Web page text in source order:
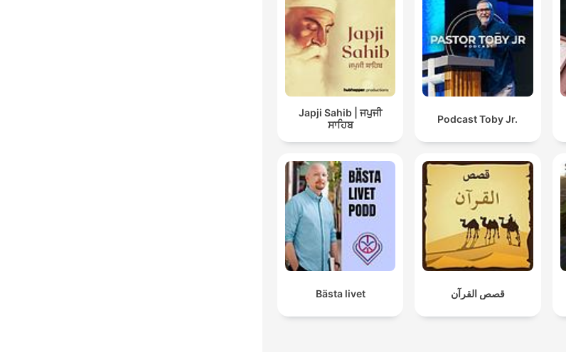
Japji Sahib | ਜਪੁਜੀ
ਸਾਹਿਬ
Podcast Toby Jr.
Bästa livet قصص القرآن